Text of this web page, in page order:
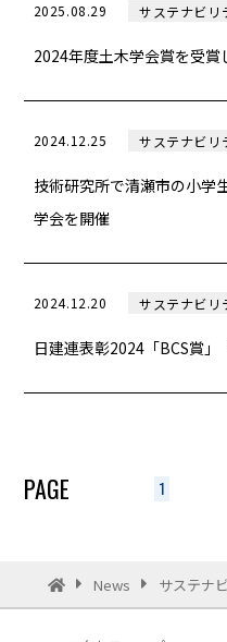
2025.08.29 サステナビリ
2024年度土木学会賞を受賞
2024.12.25 サステナビリ
技術研究所で清瀬市の小学
学会を開催
2024.12.20 サステナビリ
日建連表彰2024「BCS賞」
PAGE 1
News サステナ